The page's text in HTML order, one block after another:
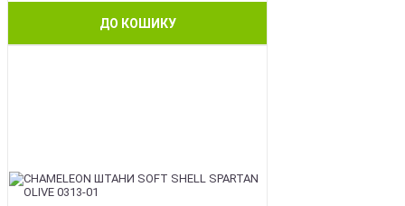
ДО КОШИКУ